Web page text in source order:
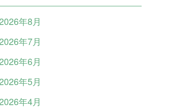
年8月
年7月
年6月
年5月
年4月